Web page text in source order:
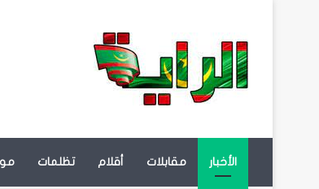
الأخبار مقابلات أقلام تظلمات